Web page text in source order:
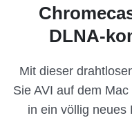
DLNA-
Mit dieser
Sie AVI auf dem
in ein völlig neues